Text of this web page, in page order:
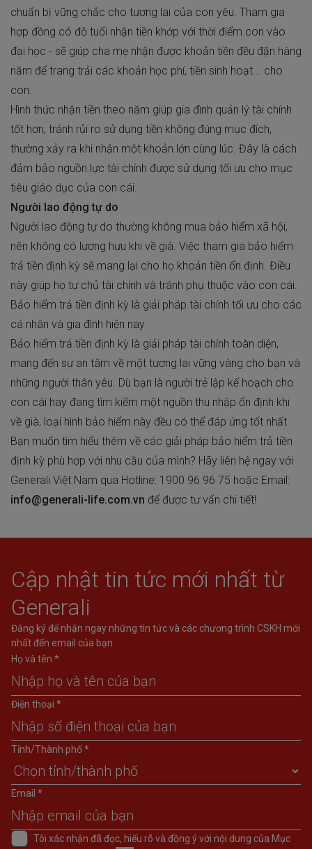
chuẩn bị vững chắc cho tương lai của con yêu. Tham gia
hợp đồng có độ tuổi nhận tiền khớp với thời điểm con vào
đại học - sẽ giúp cha mẹ nhận được khoản tiền đều đặn hàng
năm để trang trải các khoản học phí, tiền sinh hoạt... cho
con.
Hình thức nhận tiền theo năm giúp gia đình quản lý tài chính
tốt hơn, tránh rủi ro sử dụng tiền không đúng mục đích,
thường xảy ra khi nhận một khoản lớn cùng lúc. Đây là cách
đảm bảo nguồn lực tài chính được sử dụng tối ưu cho mục
tiêu giáo dục của con cái.
Người lao động tự do
Người lao động tự do thường không mua bảo hiểm xã hội,
nên không có lương hưu khi về già. Việc tham gia bảo hiểm
trả tiền định kỳ sẽ mang lại cho họ khoản tiền ổn định. Điều
này giúp họ tự chủ tài chính và tránh phụ thuộc vào con cái.
Bảo hiểm trả tiền định kỳ là giải pháp tài chính tối ưu cho các
cá nhân và gia đình hiện nay
Bảo hiểm trả tiền định kỳ là giải pháp tài chính toàn diện,
mang đến sự an tâm về một tương lai vững vàng cho bạn và
những người thân yêu. Dù bạn là người trẻ lập kế hoạch cho
con cái hay đang tìm kiếm một nguồn thu nhập ổn định khi
về già, loại hình bảo hiểm này đều có thể đáp ứng tốt nhất.
Bạn muốn tìm hiểu thêm về các giải pháp bảo hiểm trả tiền
định kỳ phù hợp với nhu cầu của mình? Hãy liên hệ ngay với
Generali Việt Nam qua Hotline: 1900 96 96 75 hoặc Email:
info@generali-life.com.vn để được tư vấn chi tiết!
Cập nhật tin tức mới nhất từ
Generali
Đăng ký để nhận ngay những tin tức và các chương trình CSKH mới
nhất đến email của bạn.
Họ và tên *
Điện thoại *
Tỉnh/Thành phố *
Email *
Tôi xác nhận đã đọc, hiểu rõ và đồng ý với nội dung của Mục